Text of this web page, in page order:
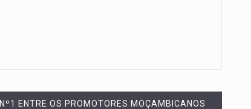
Nº1 ENTRE OS PROMOTORES MOÇAMBICANOS